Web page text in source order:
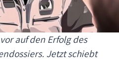
auf den Erfolg des
Jetzt schiebt